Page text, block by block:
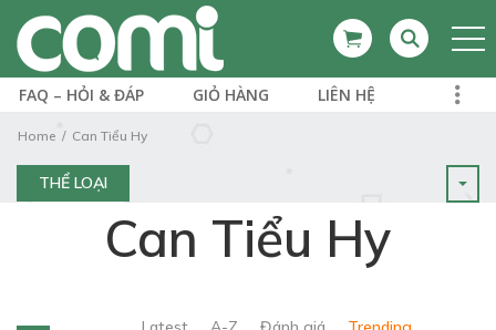
FAQ – HỎI & ĐÁP GIỎ HÀNG LIÊN HỆ
Home Can Tiểu Hy
THỂ LOẠI
Can Tiểu Hy